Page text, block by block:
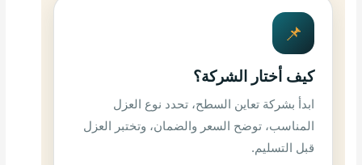
📌
كيف أختار الشركة؟
ابدأ بشركة تعاين السطح، تحدد نوع العزل
المناسب، توضح السعر والضمان، وتختبر العزل
قبل التسليم.